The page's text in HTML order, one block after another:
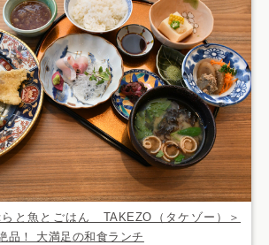
らと魚とごはん TAKEZO（タケゾー）＞
品！ 大満足の和食ランチ